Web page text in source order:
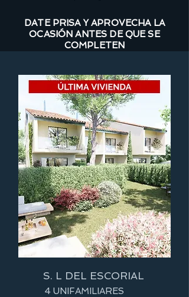
DATE PRISA Y APROVECHA LA
OCASIÓN ANTES DE QUE SE
COMPLETEN
S. L DEL ESCORIAL
4 UNIFAMILIARES